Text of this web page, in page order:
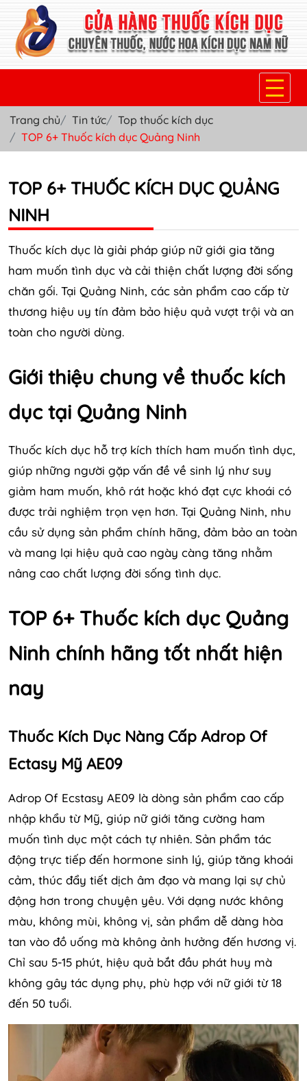
TRANG CHỦ
THUỐC KÍCH DỤC NỮ
THUỐC NƯỚC KÍCH DỤC NAM
THUỐC VIÊN KÍCH DỤC NAM
SẢN PHẨM KHÁC
TIN TỨC & BLOG
Trang chủ Tin tức
Top thuốc kích dục
TOP 6+ Thuốc kích dục Quảng Ninh
TOP 6+ THUỐC KÍCH DỤC QUẢNG
NINH
Thuốc kích dục là giải pháp giúp nữ giới gia tăng
ham muốn tình dục và cải thiện chất lượng đời sống
chăn gối. Tại Quảng Ninh, các sản phẩm cao cấp từ
thương hiệu uy tín đảm bảo hiệu quả vượt trội và an
toàn cho người dùng.
Giới thiệu chung về thuốc kích
dục tại Quảng Ninh
Thuốc kích dục hỗ trợ kích thích ham muốn tình dục,
giúp những người gặp vấn đề về sinh lý như suy
giảm ham muốn, khô rát hoặc khó đạt cực khoái có
được trải nghiệm trọn vẹn hơn. Tại Quảng Ninh, nhu
cầu sử dụng sản phẩm chính hãng, đảm bảo an toàn
và mang lại hiệu quả cao ngày càng tăng nhằm
nâng cao chất lượng đời sống tình dục.
TOP 6+ Thuốc kích dục Quảng
Ninh chính hãng tốt nhất hiện
nay
Thuốc Kích Dục Nàng Cấp Adrop Of
Ectasy Mỹ AE09
Adrop Of Ecstasy AE09 là dòng sản phẩm cao cấp
nhập khẩu từ Mỹ, giúp nữ giới tăng cường ham
muốn tình dục một cách tự nhiên. Sản phẩm tác
động trực tiếp đến hormone sinh lý, giúp tăng khoái
cảm, thúc đẩy tiết dịch âm đạo và mang lại sự chủ
động hơn trong chuyện yêu. Với dạng nước không
màu, không mùi, không vị, sản phẩm dễ dàng hòa
tan vào đồ uống mà không ảnh hưởng đến hương vị.
Chỉ sau 5-15 phút, hiệu quả bắt đầu phát huy mà
không gây tác dụng phụ, phù hợp với nữ giới từ 18
đến 50 tuổi.